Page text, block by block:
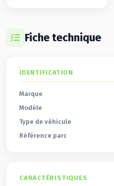
Fiche technique
IDENTIFICATION
Marque
Modèle
Type de véhicule
Référence parc
CARACTÉRISTIQUES